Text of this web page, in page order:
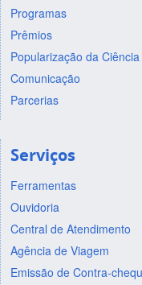
Programas
Prêmios
Popularização da Ciência
Comunicação
Parcerias
Serviços
Ferramentas
Ouvidoria
Central de Atendimento
Agência de Viagem
Emissão de Contra-